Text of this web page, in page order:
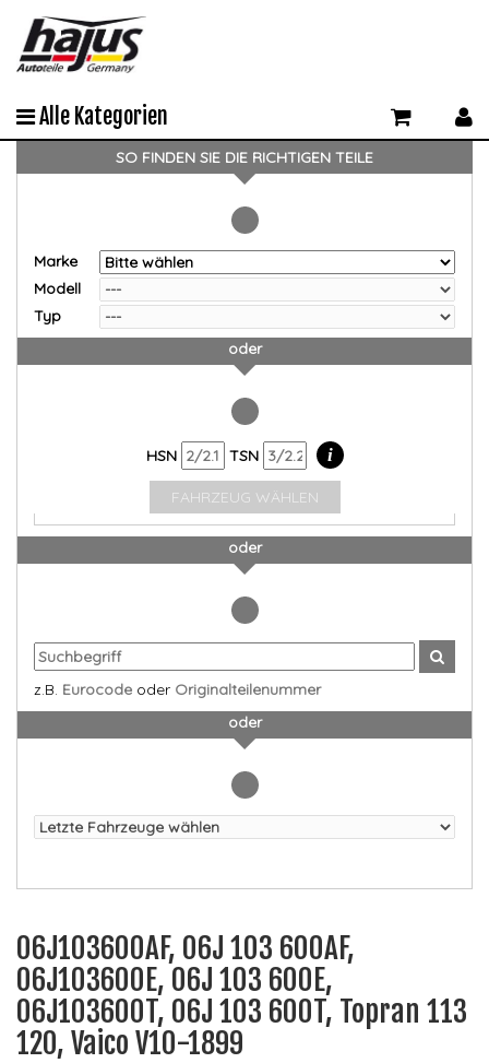
Alle Kategorien
SO FINDEN SIE DIE RICHTIGEN TEILE
Marke
Modell
Typ
oder
HSN TSN i
FAHRZEUG WÄHLEN
oder
z.B. Eurocode oder Originalteilenummer
oder
06J103600AF, 06J 103 600AF,
06J103600E, 06J 103 600E,
06J103600T, 06J 103 600T, Topran 113
120, Vaico V10-1899